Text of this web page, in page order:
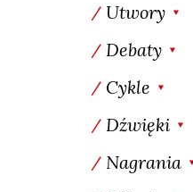
Utwory
Debaty
Cykle
Dźwięki
Nagrania